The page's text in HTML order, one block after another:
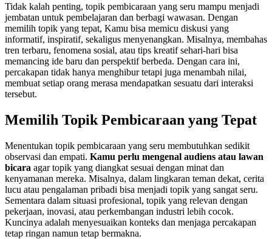
Tidak kalah penting, topik pembicaraan yang seru mampu menjadi
jembatan untuk pembelajaran dan berbagi wawasan. Dengan
memilih topik yang tepat, Kamu bisa memicu diskusi yang
informatif, inspiratif, sekaligus menyenangkan. Misalnya, membahas
tren terbaru, fenomena sosial, atau tips kreatif sehari-hari bisa
memancing ide baru dan perspektif berbeda. Dengan cara ini,
percakapan tidak hanya menghibur tetapi juga menambah nilai,
membuat setiap orang merasa mendapatkan sesuatu dari interaksi
tersebut.
Memilih Topik Pembicaraan yang Tepat
Menentukan topik pembicaraan yang seru membutuhkan sedikit
observasi dan empati. Kamu perlu mengenal audiens atau lawan
bicara agar topik yang diangkat sesuai dengan minat dan
kenyamanan mereka. Misalnya, dalam lingkaran teman dekat, cerita
lucu atau pengalaman pribadi bisa menjadi topik yang sangat seru.
Sementara dalam situasi profesional, topik yang relevan dengan
pekerjaan, inovasi, atau perkembangan industri lebih cocok.
Kuncinya adalah menyesuaikan konteks dan menjaga percakapan
tetap ringan namun tetap bermakna.